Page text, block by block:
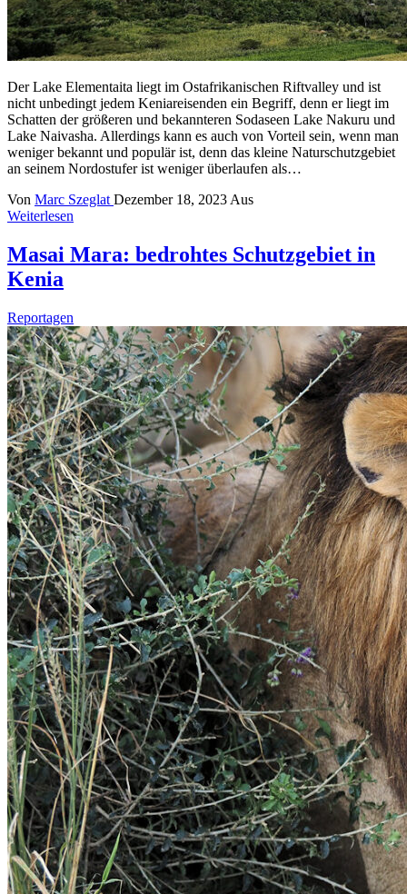
Der Lake Elementaita liegt im Ostafrikanischen Riftvalley und ist
nicht unbedingt jedem Keniareisenden ein Begriff, denn er liegt im
Schatten der größeren und bekannteren Sodaseen Lake Nakuru und
Lake Naivasha. Allerdings kann es auch von Vorteil sein, wenn man
weniger bekannt und populär ist, denn das kleine Naturschutzgebiet
an seinem Nordostufer ist weniger überlaufen als…
Von Marc Szeglat Dezember 18, 2023 Aus
Weiterlesen
Masai Mara: bedrohtes Schutzgebiet in
Kenia
Reportagen